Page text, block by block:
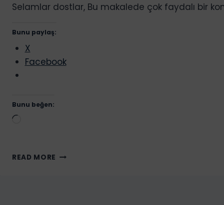
Selamlar dostlar, Bu makalede çok faydalı bir
Bunu paylaş:
X
Facebook
Bunu beğen:
READ MORE PAYSERA